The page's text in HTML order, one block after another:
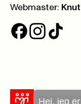
Hei, jeg er
Webmaster: